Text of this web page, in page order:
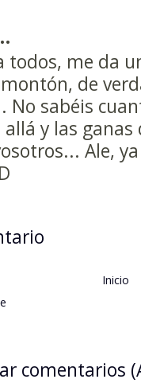
todos, me da
de
No sabéis
y las
Ale,
Inicio
comentarios